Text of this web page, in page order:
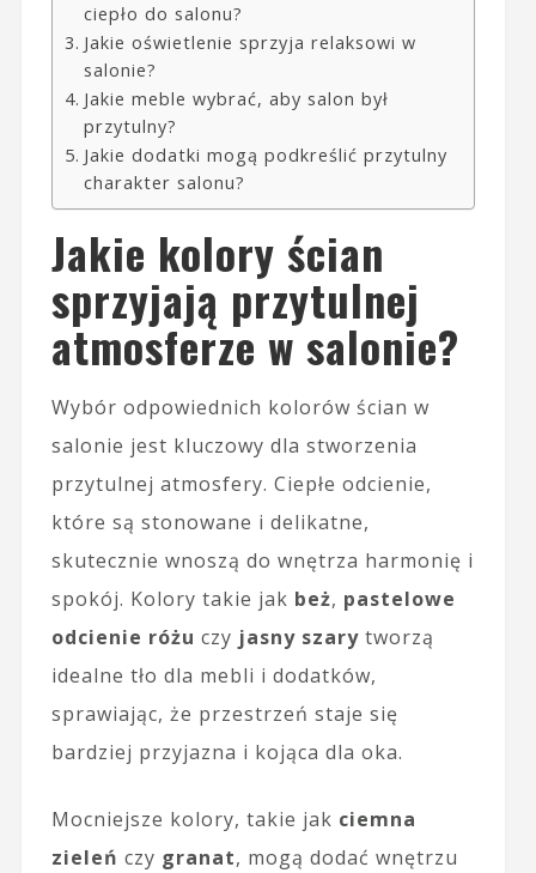
ciepło do salonu?
Jakie oświetlenie sprzyja relaksowi w
salonie?
Jakie meble wybrać, aby salon był
przytulny?
Jakie dodatki mogą podkreślić przytulny
charakter salonu?
Jakie kolory ścian
sprzyjają przytulnej
atmosferze w salonie?
Wybór odpowiednich kolorów ścian w
salonie jest kluczowy dla stworzenia
przytulnej atmosfery. Ciepłe odcienie,
które są stonowane i delikatne,
skutecznie wnoszą do wnętrza harmonię i
spokój. Kolory takie jak beż, pastelowe
odcienie różu czy jasny szarytworzą
idealne tło dla mebli i dodatków,
sprawiając, że przestrzeń staje się
bardziej przyjazna i kojąca dla oka.
Mocniejsze kolory, takie jak ciemna
zieleń czy granat, mogą dodać wnętrzu